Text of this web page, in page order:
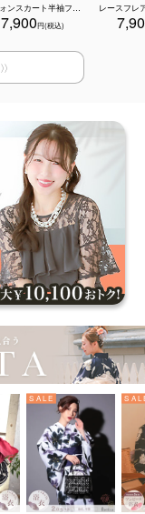
シフォンスカート半袖フレアレーススリーブロングパーティードレス 結婚式 二次会(Sサイズ～3Lサイズ)
7,900
SALE